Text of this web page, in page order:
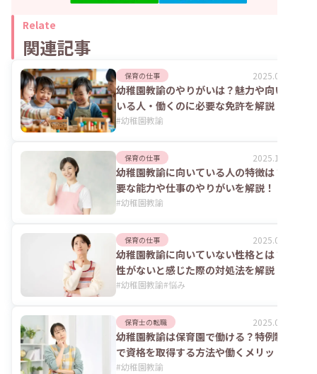
Relate
関連記事
保育の仕事 2025.06.25
幼稚園教諭のやりがいは？魅力や向いて
いる人・働くのに必要な免許を解説
#幼稚園教諭
保育の仕事 2025.11.21
幼稚園教諭に向いている人の特徴は？必
要な能力や仕事のやりがいを解説！
#幼稚園教諭
保育の仕事 2025.06.02
幼稚園教諭に向いていない性格とは？適
性がないと感じた際の対処法を解説！
#幼稚園教諭#悩み
保育士の転職 2025.06.02
幼稚園教諭は保育園で働ける？特例制度
で資格を取得する方法や働くメリット
#幼稚園教諭